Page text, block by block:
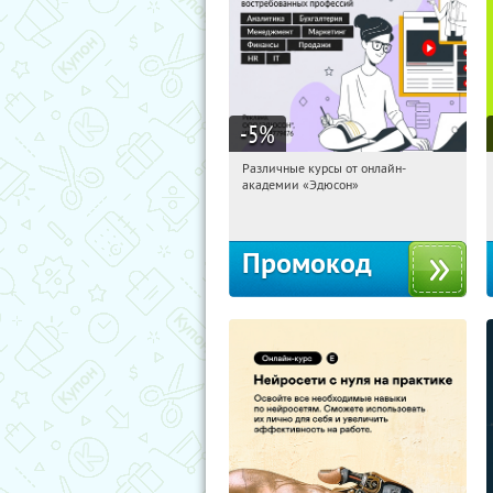
-5%
14:13:05 Получили:
Различные курсы от онлайн-
академии «Эдюсон»
Промокод